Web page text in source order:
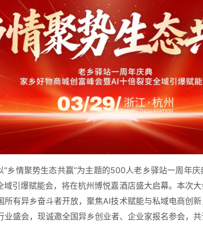
“乡情聚势生态共赢”为主题的500人老乡驿站一周年
域引爆赋能会，将在杭州博悦嘉酒店盛大启幕。本次
所有异乡奋斗者开放，聚焦AI技术赋能与私域电商创新
业盛会，现诚邀全国异乡创业者、企业家报名参会，